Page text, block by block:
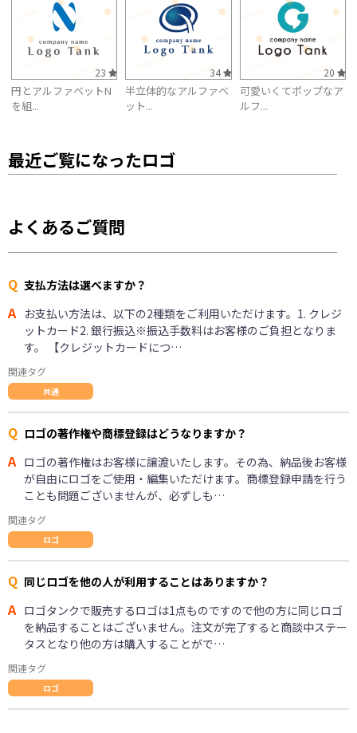
23
円とアルファベットN
を組...
34
半立体的なアルファベ
ット...
20
可愛いくてポップなア
ルフ...
最近ご覧になったロゴ
よくあるご質問
Q 支払方法は選べますか？
A お支払い方法は、以下の2種類をご利用いただけます。1. クレジ
ットカード2. 銀行振込※振込手数料はお客様のご負担となりま
す。 【クレジットカードにつ…
関連タグ
共通
Q ロゴの著作権や商標登録はどうなりますか？
A ロゴの著作権はお客様に譲渡いたします。その為、納品後お客様
が自由にロゴをご使用・編集いただけます。商標登録申請を行う
ことも問題ございませんが、必ずしも…
関連タグ
ロゴ
Q 同じロゴを他の人が利用することはありますか？
A ロゴタンクで販売するロゴは1点ものですので他の方に同じロゴ
を納品することはございません。注文が完了すると商談中ステー
タスとなり他の方は購入することがで…
関連タグ
ロゴ